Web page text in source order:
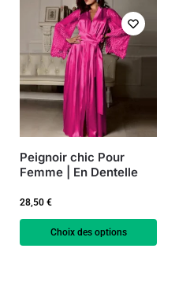
Peignoir chic Pour
Femme | En Dentelle
28,50 €
Choix des options